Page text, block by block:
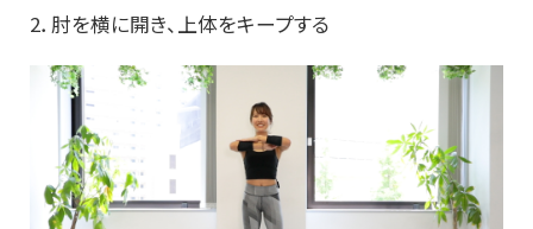
2．肘を横に開き、上体をキープする